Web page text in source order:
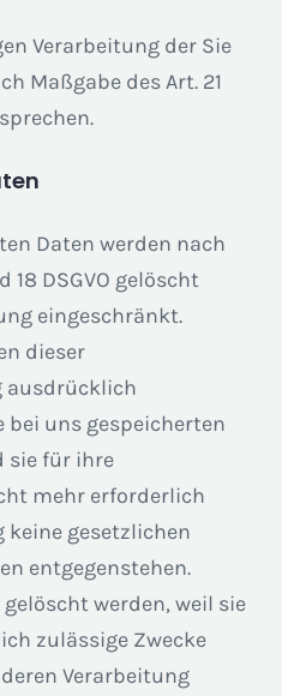
Verarbeitung der Sie
Maßgabe des Art. 21
Daten werden nach
18 DSGVO gelöscht
eingeschränkt.
dieser
ausdrücklich
bei uns gespeicherten
sie für ihre
mehr erforderlich
keine gesetzlichen
entgegenstehen.
werden, weil sie
zulässige Zwecke
Verarbeitung